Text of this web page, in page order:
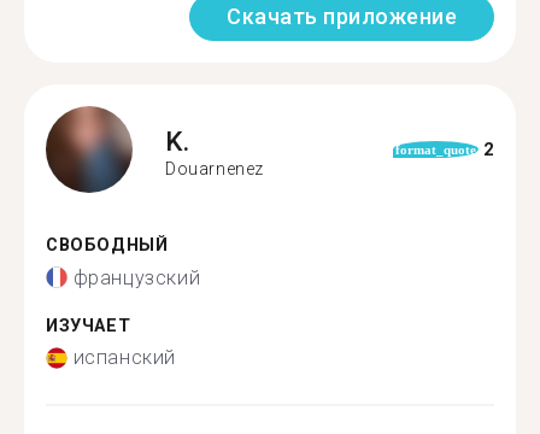
Скачать приложение
K.
Douarnenez
format_quote 2
СВОБОДНЫЙ
французский
ИЗУЧАЕТ
испанский